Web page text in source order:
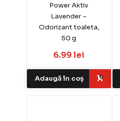
Power Aktiv
Lavender –
Odorizant toaleta,
50 g
6.99 lei
Adaugă în coș